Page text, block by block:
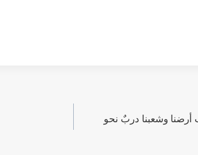
أرضنا وشعبنا دربٌ نحو